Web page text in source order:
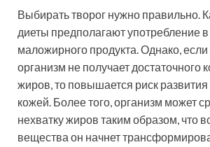
Выбирать творог нужно правильно.
диеты предполагают употребление
маложирного продукта. Однако,
организм не получает достаточного
жиров, то повышается риск
кожей. Более того, организм может
нехватку жиров таким образом, что
вещества он начнет